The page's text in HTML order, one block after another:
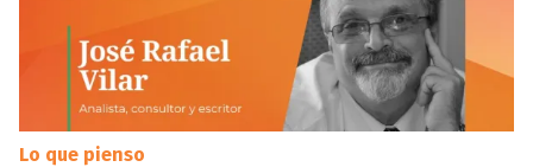
Lo que pienso